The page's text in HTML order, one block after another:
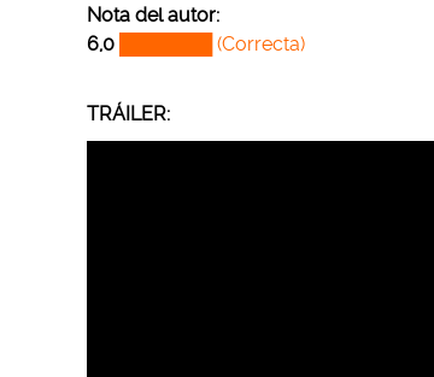
Nota del autor:
6,0
███████ (Correcta)
TRÁILER: